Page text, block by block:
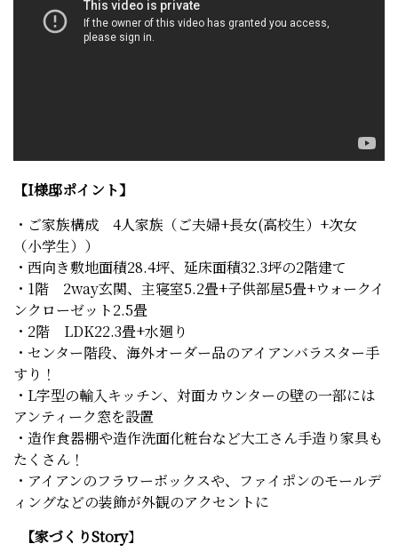
【I様邸ポイント】
・ご家族構成 4人家族（ご夫婦+長女(高校生）+次女
（小学生））
・西向き敷地面積28.4坪、延床面積32.3坪の2階建て
・1階 2way玄関、主寝室5.2畳+子供部屋5畳+ウォークイ
ンクローゼット2.5畳
・2階 LDK22.3畳+水廻り
・センター階段、海外オーダー品のアイアンバラスター手
すり！
・L字型の輸入キッチン、対面カウンターの壁の一部には
アンティーク窓を設置
・造作食器棚や造作洗面化粧台など大工さん手造り家具も
たくさん！
・アイアンのフラワーボックスや、ファイポンのモールデ
ィングなどの装飾が外観のアクセントに
【家づくりStory】